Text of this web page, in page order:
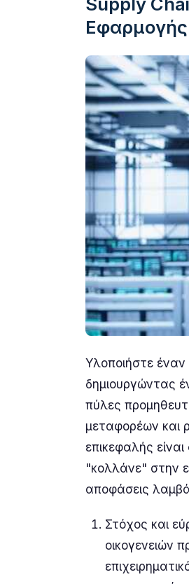
Εφαρμογής
Υλοποιήστε έναν
δημιουργώντας
πύλες
μεταφορέων και
επικεφαλής
"κολλάνε" στην
αποφάσεις
Στόχος και
οικογενειών